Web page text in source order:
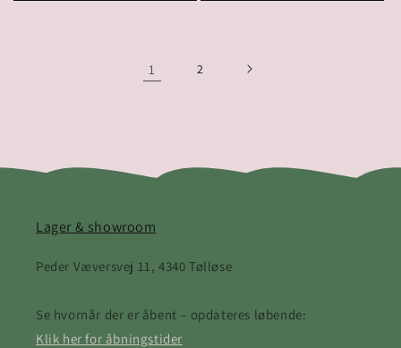
1 2
Lager & showroom
Peder Væversvej 11, 4340 Tølløse
Se hvornår der er åbent – opdateres løbende:
Klik her for åbningstider